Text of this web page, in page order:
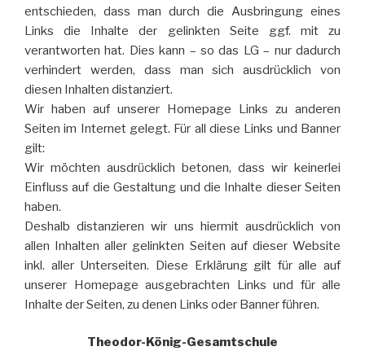
entschieden, dass man durch die Ausbringung eines
Links die Inhalte der gelinkten Seite ggf. mit zu
verantworten hat. Dies kann – so das LG – nur dadurch
verhindert werden, dass man sich ausdrücklich von
diesen Inhalten distanziert.
Wir haben auf unserer Homepage Links zu anderen
Seiten im Internet gelegt. Für all diese Links und Banner
gilt:
Wir möchten ausdrücklich betonen, dass wir keinerlei
Einfluss auf die Gestaltung und die Inhalte dieser Seiten
haben.
Deshalb distanzieren wir uns hiermit ausdrücklich von
allen Inhalten aller gelinkten Seiten auf dieser Website
inkl. aller Unterseiten. Diese Erklärung gilt für alle auf
unserer Homepage ausgebrachten Links und für alle
Inhalte der Seiten, zu denen Links oder Banner führen.
Theodor-König-Gesamtschule